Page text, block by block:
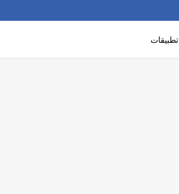
تطبيقات